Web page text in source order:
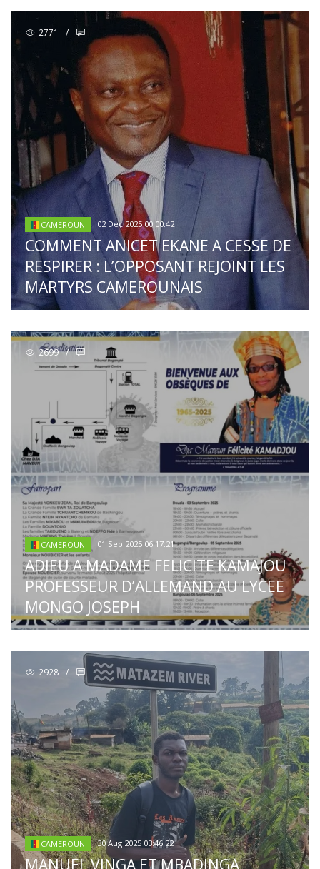
2771 /
CAMEROUN 02 Dec 2025 00:00:42
COMMENT ANICET EKANE A CESSE DE
RESPIRER : L’OPPOSANT REJOINT LES
MARTYRS CAMEROUNAIS
2699 /
CAMEROUN 01 Sep 2025 06:17:21
ADIEU A MADAME FELICITE KAMAJOU
PROFESSEUR D’ALLEMAND AU LYCEE
MONGO JOSEPH
2928 /
CAMEROUN 30 Aug 2025 03:46:22
MANUEL VINGA ET MBADINGA